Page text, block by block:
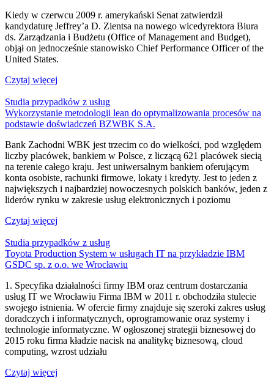
Kiedy w czerwcu 2009 r. amerykański Senat zatwierdził
kandydaturę Jeffrey’a D. Zientsa na nowego wicedyrektora Biura
ds. Zarządzania i Budżetu (Office of Management and Budget),
objął on jednocześnie stanowisko Chief Performance Officer of the
United States.
Czytaj więcej
Studia przypadków z usług
Wykorzystanie metodologii lean do optymalizowania procesów na
podstawie doświadczeń BZWBK S.A.
Bank Zachodni WBK jest trzecim co do wielkości, pod względem
liczby placówek, bankiem w Polsce, z liczącą 621 placówek siecią
na terenie całego kraju. Jest uniwersalnym bankiem oferującym
konta osobiste, rachunki firmowe, lokaty i kredyty. Jest to jeden z
największych i najbardziej nowoczesnych polskich banków, jeden z
liderów rynku w zakresie usług elektronicznych i poziomu
Czytaj więcej
Studia przypadków z usług
Toyota Production System w usługach IT na przykładzie IBM
GSDC sp. z o.o. we Wrocławiu
1. Specyfika działalności firmy IBM oraz centrum dostarczania
usług IT we Wrocławiu Firma IBM w 2011 r. obchodziła stulecie
swojego istnienia. W ofercie firmy znajduje się szeroki zakres usług
doradczych i informatycznych, oprogramowanie oraz systemy i
technologie informatyczne. W ogłoszonej strategii biznesowej do
2015 roku firma kładzie nacisk na analitykę biznesową, cloud
computing, wzrost udziału
Czytaj więcej